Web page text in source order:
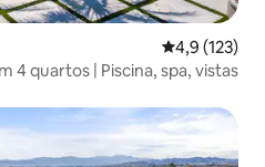
4,9 de uma
4,9 (123)
4 quartos | Piscina, spa, vistas